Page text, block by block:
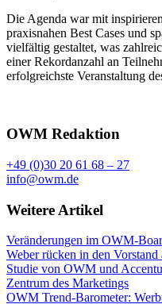
Die Agenda war mit
praxisnahen Best Cases und
vielfältig gestaltet, was
einer Rekordanzahl an
erfolgreichste Veranstaltung
OWM Redaktion
+49 (0)30 20 61 68 – 27
info@owm.de
Weitere Artikel
Veränderungen im OWM-
Weber rücken in den Vorstand
Studie von OWM und
Zentrum des Marketings
OWM Trend-Barometer: